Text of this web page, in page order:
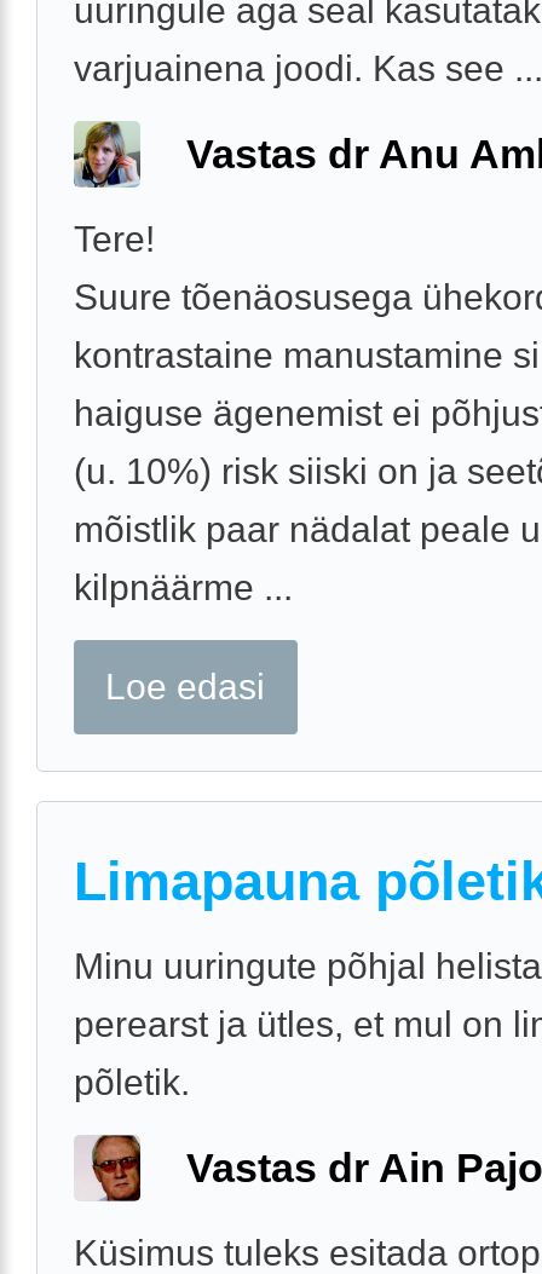
uuringule aga seal
varjuainena joodi. Kas see ...
Vastas dr Anu
Tere!
Suure tõenäosusega
kontrastaine manustamine
haiguse ägenemist ei
(u. 10%) risk siiski on ja
mõistlik paar nädalat peale
kilpnäärme ...
Loe edasi
Limapauna
Minu uuringute põhjal
perearst ja ütles, et mul on
põletik.
Vastas dr Ain
Küsimus tuleks esitada